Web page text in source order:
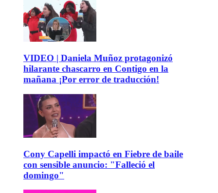
VIDEO | Daniela Muñoz protagonizó
hilarante chascarro en Contigo en la
mañana ¡Por error de traducción!
Cony Capelli impactó en Fiebre de baile
con sensible anuncio: "Falleció el
domingo"